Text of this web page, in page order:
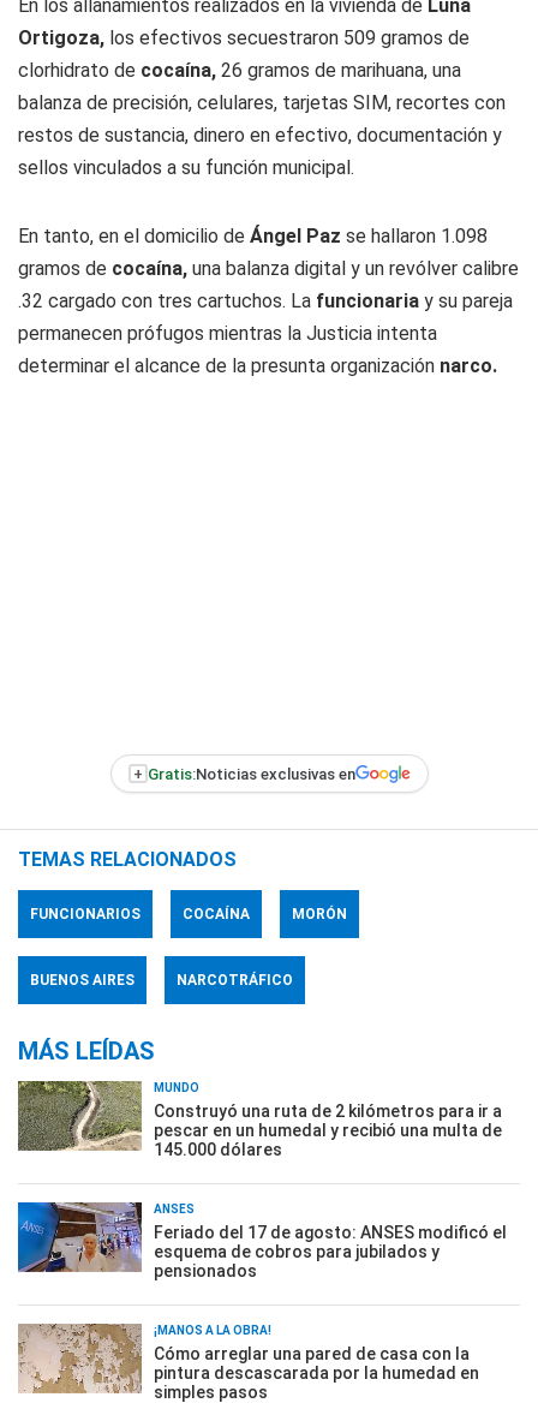
En los allanamientos realizados en la vivienda de Luna
Ortigoza, los efectivos secuestraron 509 gramos de
clorhidrato de cocaína, 26 gramos de marihuana, una
balanza de precisión, celulares, tarjetas SIM, recortes con
restos de sustancia, dinero en efectivo, documentación y
sellos vinculados a su función municipal.
En tanto, en el domicilio de Ángel Paz se hallaron 1.098
gramos de cocaína, una balanza digital y un revólver calibre
.32 cargado con tres cartuchos. La funcionaria y su pareja
permanecen prófugos mientras la Justicia intenta
determinar el alcance de la presunta organización narco.
+ Gratis:Noticias exclusivas en
TEMAS RELACIONADOS
FUNCIONARIOS COCAÍNA MORÓN
BUENOS AIRES NARCOTRÁFICO
MÁS LEÍDAS
MUNDO
Construyó una ruta de 2 kilómetros para ir a
pescar en un humedal y recibió una multa de
145.000 dólares
ANSES
Feriado del 17 de agosto: ANSES modificó el
esquema de cobros para jubilados y
pensionados
¡MANOS A LA OBRA!
Cómo arreglar una pared de casa con la
pintura descascarada por la humedad en
simples pasos